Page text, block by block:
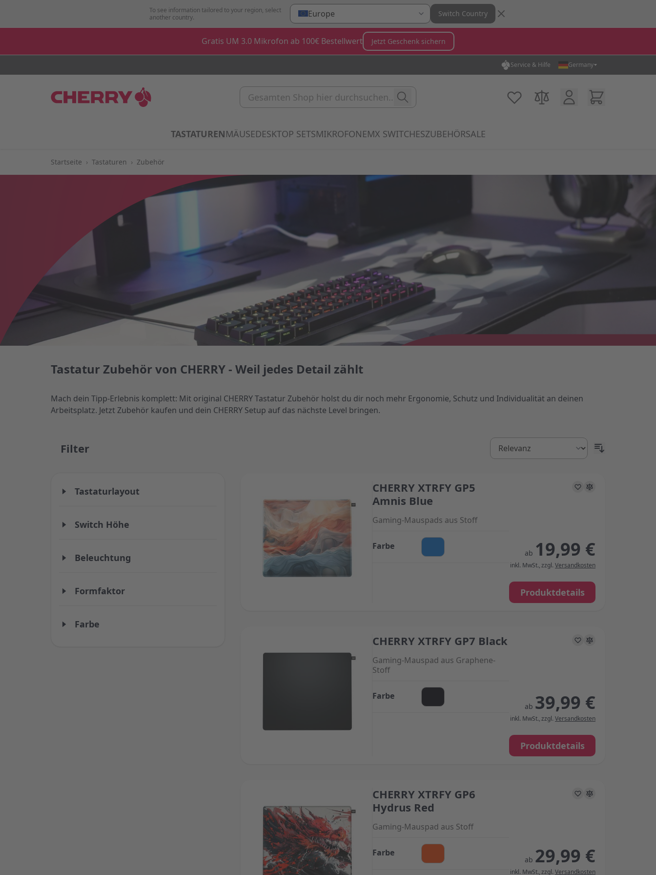
To see information tailored to your region, select
another country.
Europe Switch Country
Gratis UM 3.0 Mikrofon ab 100€ Bestellwert Jetzt Geschenk sichern
Service & Hilfe Germany
TASTATURENShow submenu for Tastaturen category
MÄUSEShow submenu for Mäuse category
DESKTOP SETSShow submenu for Desktop Sets category
MIKROFONEShow submenu for Mikrofone category
MX SWITCHESShow submenu for MX Switches category
ZUBEHÖRShow submenu for Zubehör category
SALE
KundenkontoWarenkorb
Gesamten Shop hier durchsuchen...
Startseite › Tastaturen › Zubehör
Tastatur Zubehör von CHERRY - Weil jedes Detail zählt
Mach dein Tipp-Erlebnis komplett: Mit original CHERRY Tastatur Zubehör holst du dir noch mehr Ergonomie, Schutz und Individualität an deinen
Arbeitsplatz. Jetzt Zubehör kaufen und dein CHERRY Setup auf das nächste Level bringen.
Filter
Tastaturlayout
Switch Höhe
Beleuchtung
Formfaktor
Farbe
Farbe
Gaming-Mauspads aus Stoff
The price depends on the options chosen on the product page
CHERRY XTRFY GP5
Amnis Blue
ab 19,99 €
inkl. MwSt.,zzgl. Versandkosten
Produktdetails
Farbe
Gaming-Mauspad aus Graphene-
Stoff
The price depends on the options chosen on the product page
CHERRY XTRFY GP7 Black
ab 39,99 €
inkl. MwSt.,zzgl. Versandkosten
Produktdetails
Farbe
Gaming-Mauspad aus Stoff
The price depends on the options chosen on the product page
CHERRY XTRFY GP6
Hydrus Red
ab 29,99 €
inkl. MwSt.,zzgl. Versandkosten